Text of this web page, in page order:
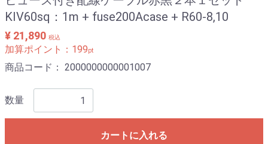
KIV60sq：1m + fuse200Acase + R60-8,10
¥ 21,890 税込
加算ポイント： 199pt
商品コード： 2000000000001007
数量
カートに入れる